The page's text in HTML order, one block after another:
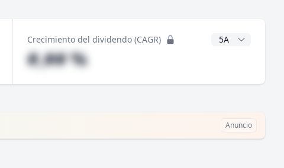
Crecimiento del dividendo (CAGR) Años CAGR
#,## %
Anuncio